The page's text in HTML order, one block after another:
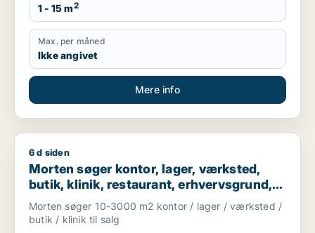
1 - 15 m2
Max. per måned
Ikke angivet
Mere info
Morten søger kontor, lager, værksted, butik, klinik,
6 d siden
Morten søger kontor, lager, værksted,
butik, klinik, restaurant, erhvervsgrund,
boligudlejningsejendom, hotel,
produktionslokaler eller garage til salg i
Morten søger 10-3000 m2 kontor / lager / værksted /
butik / klinik til salg